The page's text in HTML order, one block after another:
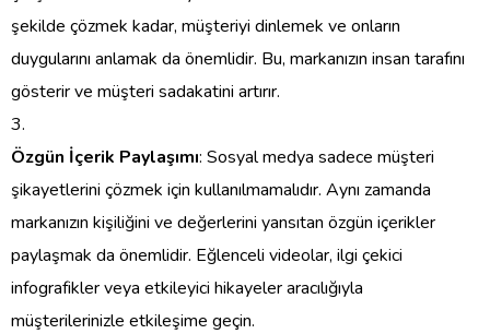
şekilde çözmek kadar, müşteriyi dinlemek ve onların
duygularını anlamak da önemlidir. Bu, markanızın insan tarafını
gösterir ve müşteri sadakatini artırır.
Özgün İçerik Paylaşımı: Sosyal medya sadece müşteri
şikayetlerini çözmek için kullanılmamalıdır. Aynı zamanda
markanızın kişiliğini ve değerlerini yansıtan özgün içerikler
paylaşmak da önemlidir. Eğlenceli videolar, ilgi çekici
infografikler veya etkileyici hikayeler aracılığıyla
müşterilerinizle etkileşime geçin.